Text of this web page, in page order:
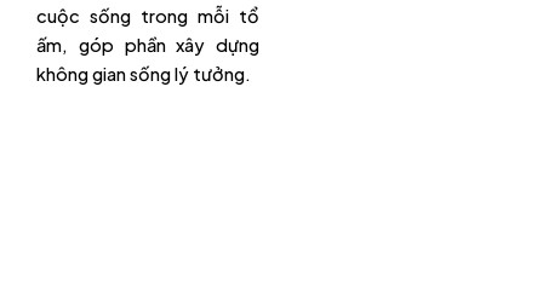
cuộc sống trong mỗi tổ
ấm, góp phần xây dựng
không gian sống lý tưởng.